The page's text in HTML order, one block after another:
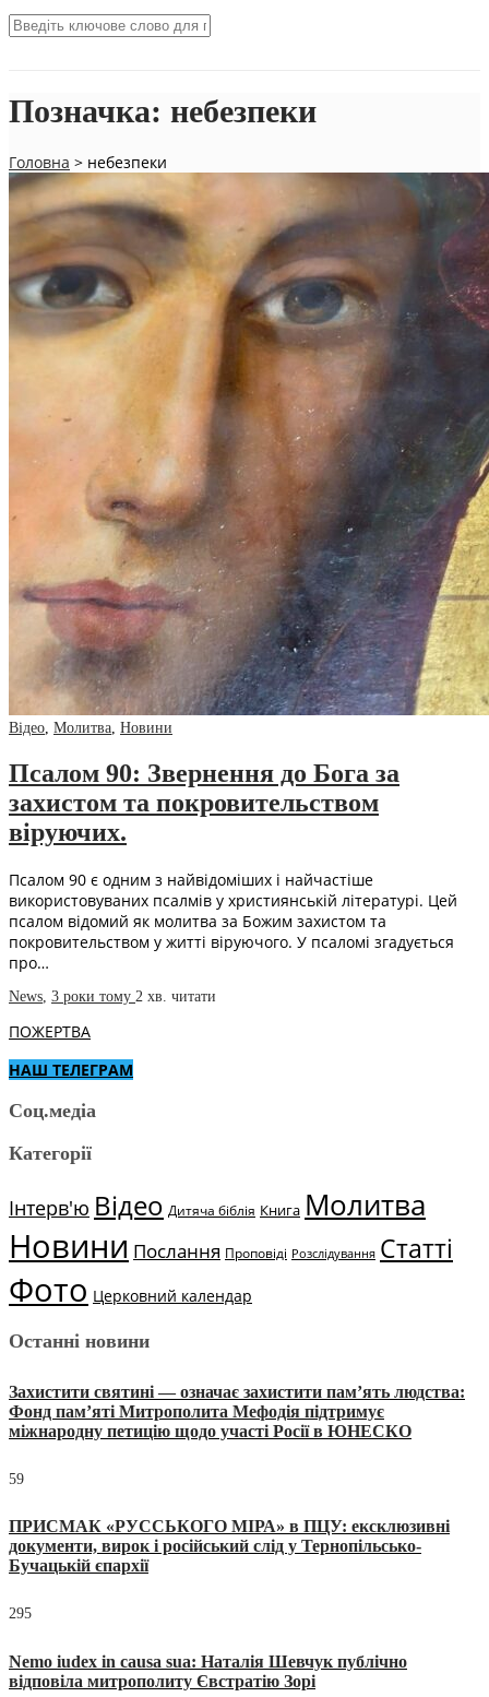
Позначка: небезпеки
Головна > небезпеки
Відео, Молитва, Новини
Псалом 90: Звернення до Бога за
захистом та покровительством
віруючих.
Псалом 90 є одним з найвідоміших і найчастіше
використовуваних псалмів у християнській літературі. Цей
псалом відомий як молитва за Божим захистом та
покровительством у житті віруючого. У псаломі згадується
про…
News, 3 роки тому 2 хв. читати
ПОЖЕРТВА
НАШ ТЕЛЕГРАМ
Соц.медіа
Категорії
Інтерв'ю Відео Дитяча біблія Книга Молитва
Новини Послання Проповіді Розслідування Статті
Фото Церковний календар
Останні новини
Захистити святині — означає захистити пам’ять людства:
Фонд пам’яті Митрополита Мефодія підтримує
міжнародну петицію щодо участі Росії в ЮНЕСКО
59
ПРИСМАК «РУССЬКОГО МІРА» в ПЦУ: ексклюзивні
документи, вирок і російський слід у Тернопільсько-
Бучацькій єпархії
295
Nemo iudex in causa sua: Наталія Шевчук публічно
відповіла митрополиту Євстратію Зорі